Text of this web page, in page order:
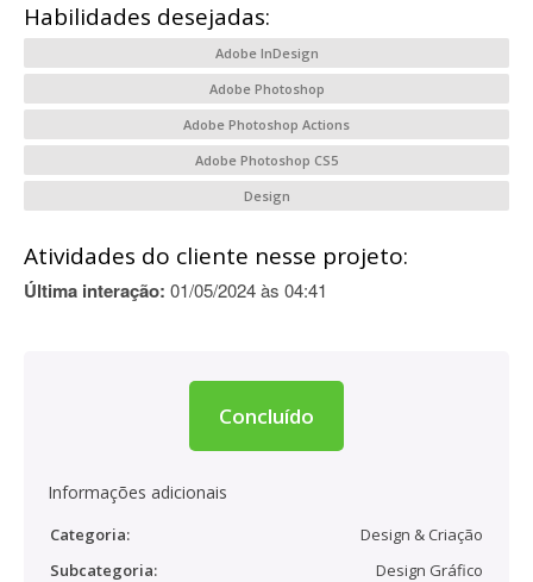
Habilidades desejadas:
Adobe InDesign
Adobe Photoshop
Adobe Photoshop Actions
Adobe Photoshop CS5
Design
Atividades do cliente nesse projeto:
Última interação: 01/05/2024 às 04:41
Concluído
Informações adicionais
Categoria:
Design & Criação
Subcategoria:
Design Gráfico